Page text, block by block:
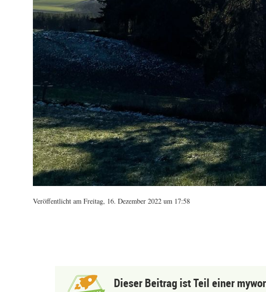
Veröffentlicht am Freitag, 16. Dezember 2022 um 17:58
Dieser Beitrag ist Teil einer